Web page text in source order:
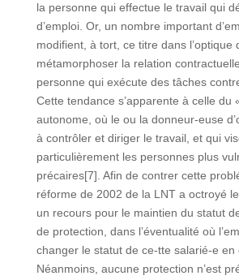
la personne qui effectue le travail qui
d’emploi. Or, un nombre important
modifient, à tort, ce titre dans l’optique
métamorphoser la relation
personne qui exécute des tâches
Cette tendance s’apparente à celle du
autonome, où le ou la donneur-euse
à contrôler et diriger le travail, et qui
particulièrement les personnes plus
précaires[7]. Afin de contrer cette
réforme de 2002 de la LNT a octroyé
un recours pour le maintien du statut
de protection, dans l’éventualité où
changer le statut de ce-tte salarié-e en
Néanmoins, aucune protection n’est